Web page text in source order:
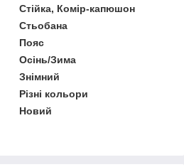
Стійка, Комір-капюшон
Стьобана
Пояс
Осінь/Зима
Знімний
Різні кольори
Новий